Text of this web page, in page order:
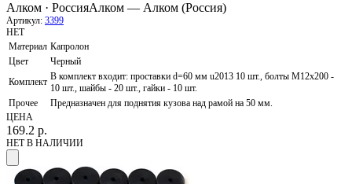
Алком · РоссияАлком — Алком (Россия)
Артикул: 3399
НЕТ
Материал Капролон
Цвет
Черный
Комплект В комплект входит: проставки d=60 мм u2013 10 шт., болты М12х200 -
10 шт., шайбы - 20 шт., гайки - 10 шт.
Прочее
Предназначен для поднятия кузова над рамой на 50 мм.
ЦЕНА
169.2 р.
НЕТ В НАЛИЧИИ